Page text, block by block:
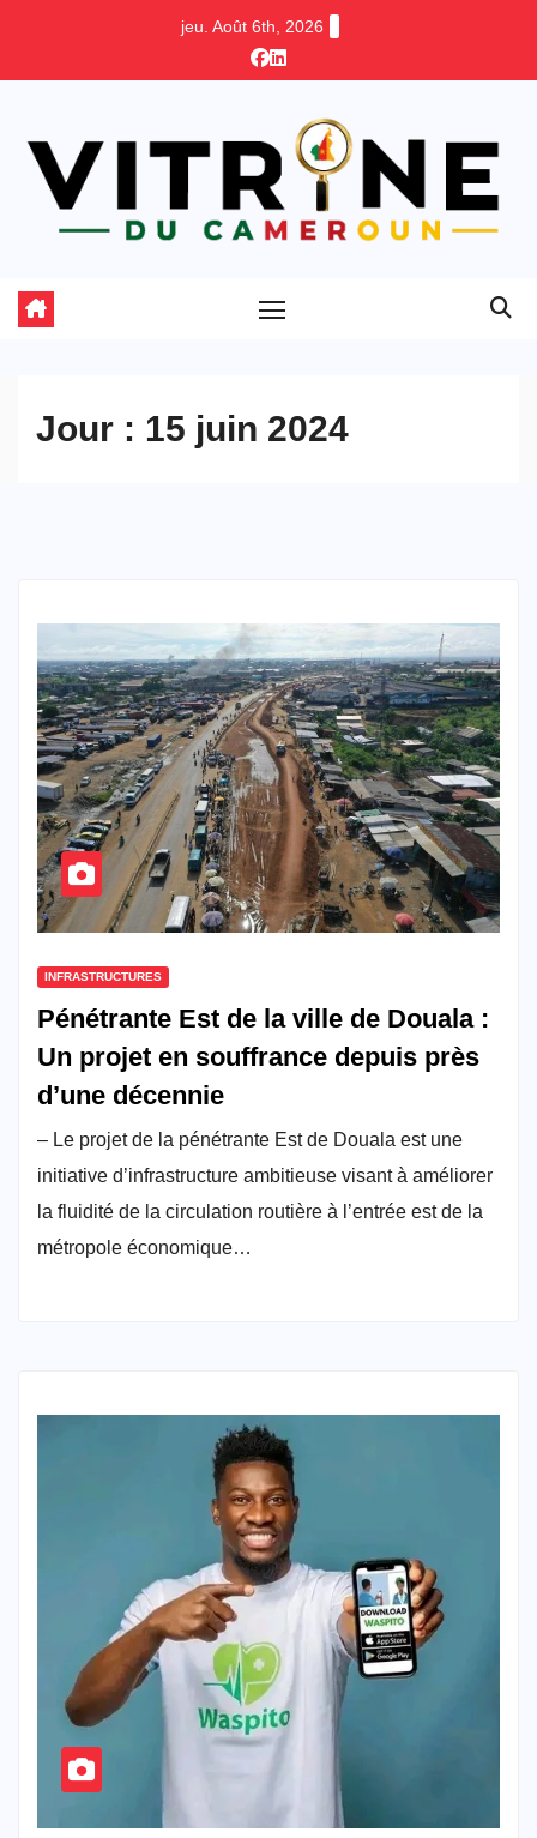
jeu. Août 6th, 2026
Jour : 15 juin 2024
INFRASTRUCTURES
Pénétrante Est de la ville de Douala :
Un projet en souffrance depuis près
d’une décennie
– Le projet de la pénétrante Est de Douala est une
initiative d’infrastructure ambitieuse visant à améliorer
la fluidité de la circulation routière à l’entrée est de la
métropole économique…